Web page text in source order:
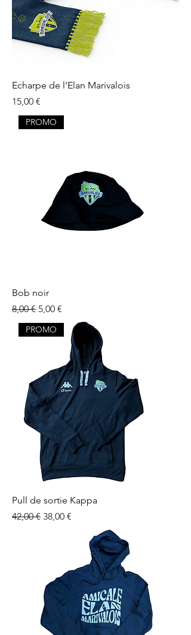
Echarpe de l'Elan Marivalois
Prix
15,00 €
PROMO
Bob noir
Prix original
8,00 € Prix promotionnel
5,00 €
PROMO
Pull de sortie Kappa
Prix original
42,00 € Prix promotionnel
38,00 €